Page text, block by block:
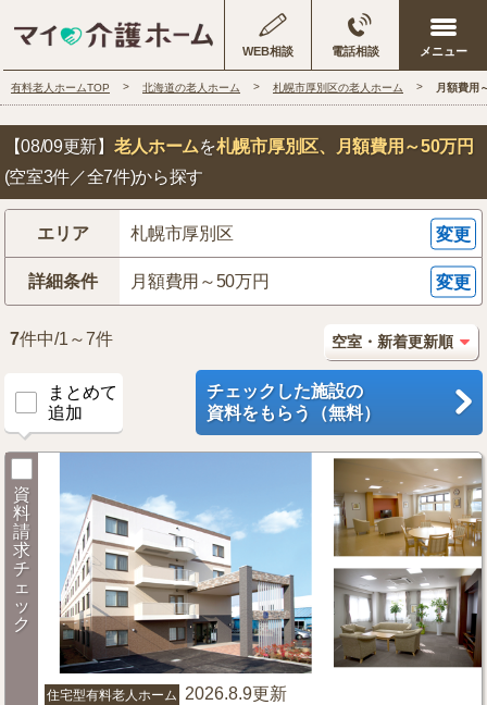
WEB相談 電話相談
有料老人ホームTOP 北海道の老人ホーム 札幌市厚別区の老人ホーム 月額費用
【08/09更新】 老人ホームを札幌市厚別区、月額費用～50万円
(空室3件／全7件)から探す
エリア 札幌市厚別区 変更
詳細条件 月額費用～50万円 変更
7件中/1～7件
まとめて
追加
チェックした施設の
資料をもらう（無料）
資
料
請
求
チ
ェ
ッ
ク
住宅型有料老人ホーム 2026.8.9更新